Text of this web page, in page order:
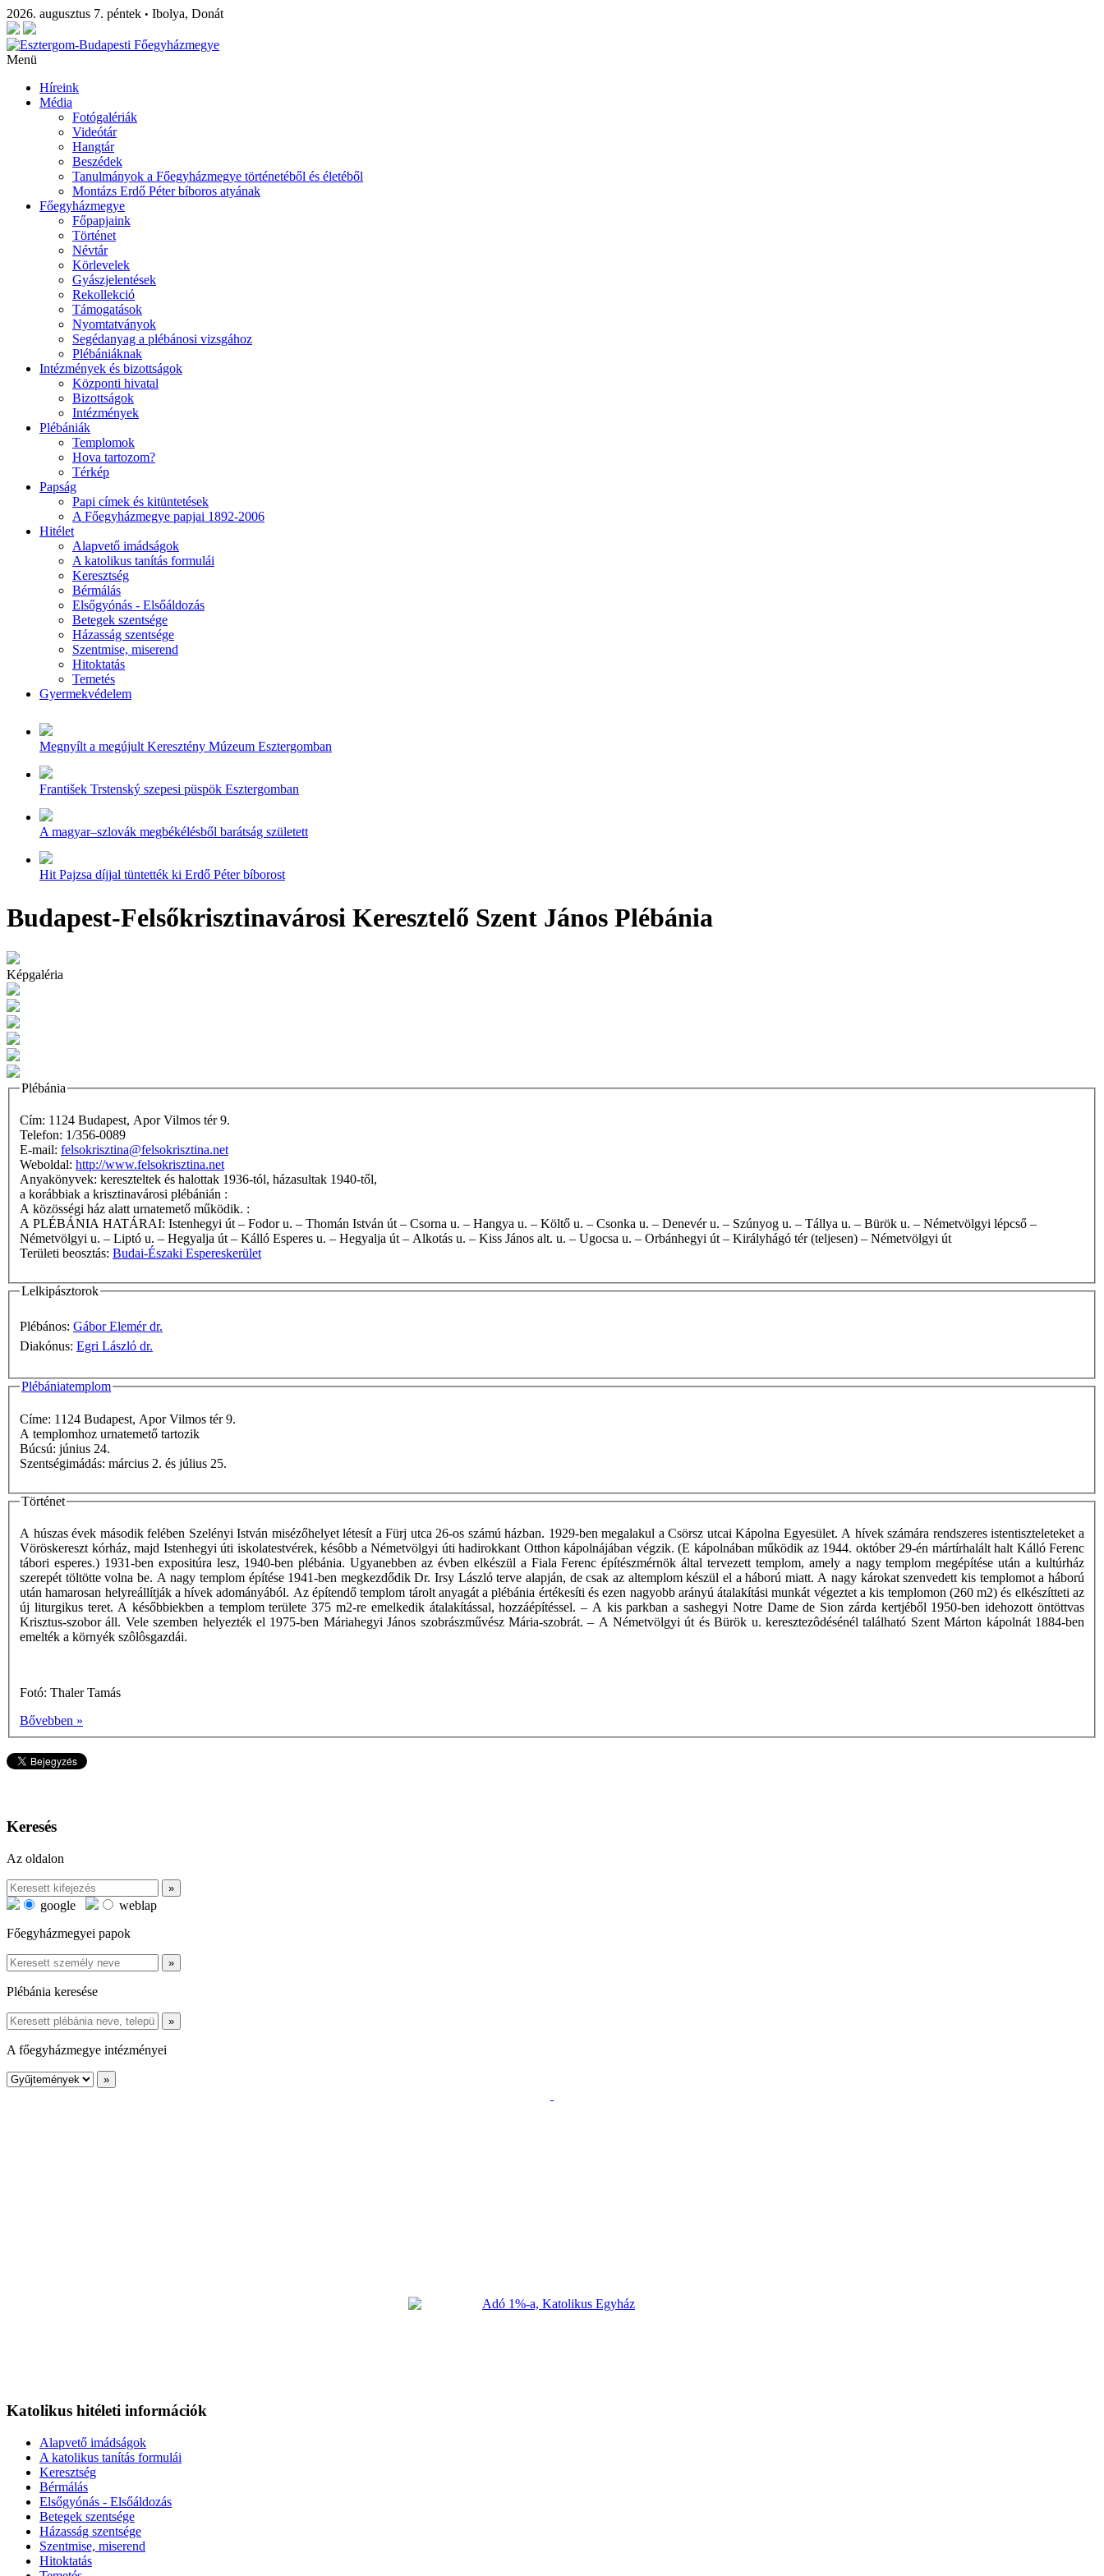
2026. augusztus 7. péntek • Ibolya, Donát
Menü
Híreink
Média
Fotógalériák
Videótár
Hangtár
Beszédek
Tanulmányok a Főegyházmegye történetéből és életéből
Montázs Erdő Péter bíboros atyának
Főegyházmegye
Főpapjaink
Történet
Névtár
Körlevelek
Gyászjelentések
Rekollekció
Támogatások
Nyomtatványok
Segédanyag a plébánosi vizsgához
Plébániáknak
Intézmények és bizottságok
Központi hivatal
Bizottságok
Intézmények
Plébániák
Templomok
Hova tartozom?
Térkép
Papság
Papi címek és kitüntetések
A Főegyházmegye papjai 1892-2006
Hitélet
Alapvető imádságok
A katolikus tanítás formulái
Keresztség
Bérmálás
Elsőgyónás - Elsőáldozás
Betegek szentsége
Házasság szentsége
Szentmise, miserend
Hitoktatás
Temetés
Gyermekvédelem
Megnyílt a megújult Keresztény Múzeum Esztergomban
František Trstenský szepesi püspök Esztergomban
A magyar–szlovák megbékélésből barátság született
Hit Pajzsa díjjal tüntették ki Erdő Péter bíborost
Budapest-Felsőkrisztinavárosi Keresztelő Szent János Plébánia
Képgaléria
Plébánia
Cím: 1124 Budapest, Apor Vilmos tér 9.
Telefon: 1/356-0089
E-mail: felsokrisztina@felsokrisztina.net
Weboldal: http://www.felsokrisztina.net
Anyakönyvek: kereszteltek és halottak 1936-tól, házasultak 1940-től,
a korábbiak a krisztinavárosi plébánián :
A közösségi ház alatt urnatemető működik. :
A PLÉBÁNIA HATÁRAI: Istenhegyi út – Fodor u. – Thomán István út – Csorna u. – Hangya u. – Költő u. – Csonka u. – Denevér u. – Szúnyog u. – Tállya u. – Bürök u. – Németvölgyi lépcső –
Németvölgyi u. – Liptó u. – Hegyalja út – Kálló Esperes u. – Hegyalja út – Alkotás u. – Kiss János alt. u. – Ugocsa u. – Orbánhegyi út – Királyhágó tér (teljesen) – Németvölgyi út
Területi beosztás: Budai-Északi Espereskerület
Lelkipásztorok
Plébános: Gábor Elemér dr.
Diakónus: Egri László dr.
Plébániatemplom
Címe: 1124 Budapest, Apor Vilmos tér 9.
A templomhoz urnatemető tartozik
Búcsú: június 24.
Szentségimádás: március 2. és július 25.
Történet
A húszas évek második felében Szelényi István misézőhelyet létesít a Fürj utca 26-os számú házban. 1929-ben megalakul a Csörsz utcai Kápolna Egyesület. A hívek számára rendszeres istentiszteleteket a
Vöröskereszt kórház, majd Istenhegyi úti iskolatestvérek, késôbb a Németvölgyi úti hadirokkant Otthon kápolnájában végzik. (E kápolnában működik az 1944. október 29-én mártírhalált halt Kálló Ferenc
tábori esperes.) 1931-ben expositúra lesz, 1940-ben plébánia. Ugyanebben az évben elkészül a Fiala Ferenc építészmérnök által tervezett templom, amely a nagy templom megépítése után a kultúrház
szerepét töltötte volna be. A nagy templom építése 1941-ben megkezdődik Dr. Irsy László terve alapján, de csak az altemplom készül el a háború miatt. A nagy károkat szenvedett kis templomot a háború
után hamarosan helyreállítják a hívek adományából. Az építendő templom tárolt anyagát a plébánia értékesíti és ezen nagyobb arányú átalakítási munkát végeztet a kis templomon (260 m2) és elkészítteti az
új liturgikus teret. A későbbiekben a templom területe 375 m2-re emelkedik átalakítással, hozzáépítéssel. – A kis parkban a sashegyi Notre Dame de Sion zárda kertjéből 1950-ben idehozott öntöttvas
Krisztus-szobor áll. Vele szemben helyezték el 1975-ben Máriahegyi János szobrászművész Mária-szobrát. – A Németvölgyi út és Bürök u. keresztezôdésénél található Szent Márton kápolnát 1884-ben
emelték a környék szôlôsgazdái.
Fotó: Thaler Tamás
Bővebben »
Keresés
Az oldalon
google
weblap
Főegyházmegyei papok
Plébánia keresése
A főegyházmegye intézményei
Katolikus hitéleti információk
Alapvető imádságok
A katolikus tanítás formulái
Keresztség
Bérmálás
Elsőgyónás - Elsőáldozás
Betegek szentsége
Házasság szentsége
Szentmise, miserend
Hitoktatás